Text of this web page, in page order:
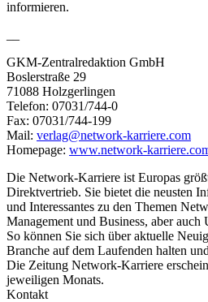
informieren.
GKM-Zentralredaktion GmbH
Boslerstraße 29
71088 Holzgerlingen
Telefon: 07031/744-0
Fax: 07031/744-199
Mail: verlag@network-karriere.com
Homepage: www.network-
Die Network-Karriere ist Europas
Direktvertrieb. Sie bietet die neusten
und Interessantes zu den Themen
Management und Business, aber
So können Sie sich über aktuelle
Branche auf dem Laufenden halten
Die Zeitung Network-Karriere
jeweiligen Monats.
Kontakt